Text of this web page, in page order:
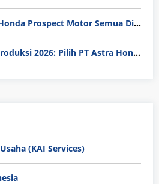
Gaji Karyawan Honda Prospect Motor Semua Divisi
Gaji Operator Produksi 2026: Pilih PT Astra Honda Motor (AHM) atau Manufaktur di Jepang?
(KAI Services)